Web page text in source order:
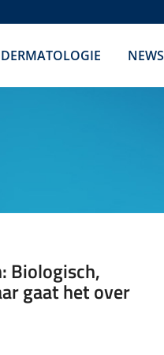
NEWS
Biologisch,
gaat het over